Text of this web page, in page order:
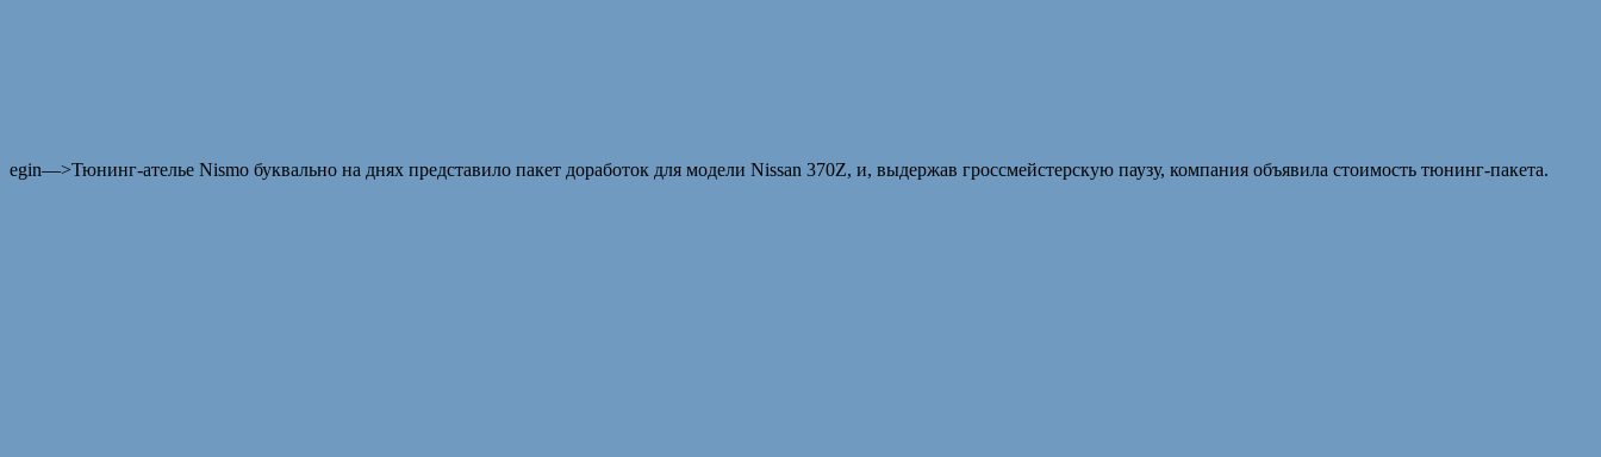
egin—>Тюнинг-ателье Nismo буквально на днях представило пакет доработок для модели Nissan 370Z, и, выдержав гроссмейстерскую паузу, компания объявила стоимость тюнинг-пакета.